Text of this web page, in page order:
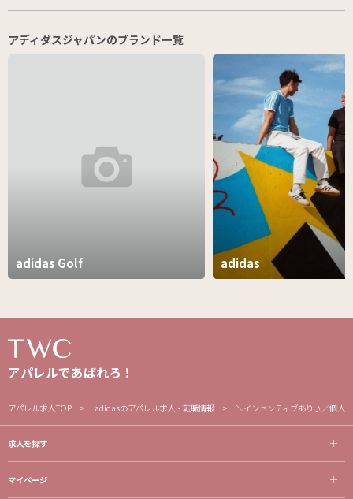
アディダスジャパンのブランド一覧
adidas Golf adidas
アパレルであばれろ！
アパレル求人TOP adidasのアパレル求人・転職情報 ＼インセンティブあり♪／個人
求人を探す
マイページ